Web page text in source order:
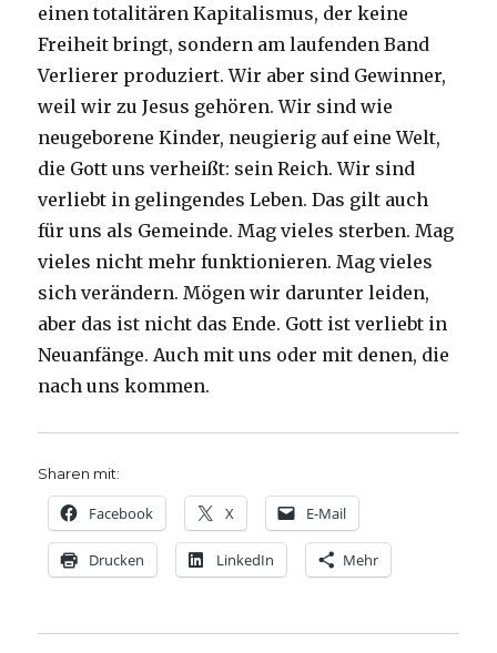
einen totalitären Kapitalismus, der keine
Freiheit bringt, sondern am laufenden Band
Verlierer produziert. Wir aber sind Gewinner,
weil wir zu Jesus gehören. Wir sind wie
neugeborene Kinder, neugierig auf eine Welt,
die Gott uns verheißt: sein Reich. Wir sind
verliebt in gelingendes Leben. Das gilt auch
für uns als Gemeinde. Mag vieles sterben. Mag
vieles nicht mehr funktionieren. Mag vieles
sich verändern. Mögen wir darunter leiden,
aber das ist nicht das Ende. Gott ist verliebt in
Neuanfänge. Auch mit uns oder mit denen, die
nach uns kommen.
Sharen mit:
Facebook X E-Mail
Drucken LinkedIn Mehr